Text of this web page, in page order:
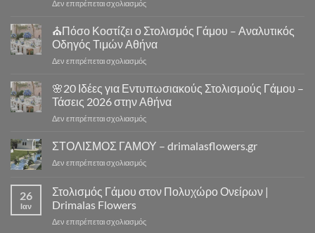
Στολισμός
Εκκλησίας
|
Flowers
Δεν επιτρέπεται σχολιασμόςστο
Στολισμός
Γάμου
Εκκλησία
Αθήνα
10
Μοναδικά
Concept
Design
Αξέχαστους
Γάμου
⛪Πόσο Κοστίζει ο Στολισμός Γάμου – Αναλυτικός
Οδηγός Τιμών Αθήνα
Δεν επιτρέπεται σχολιασμόςστο
Κοστίζει
ο
Στολισμός
–
Οδηγός
Αθήνα
🌸20 Ιδέες για Εντυπωσιακούς Στολισμούς Γάμου –
Τάσεις 2026 στην Αθήνα
Δεν επιτρέπεται σχολιασμόςστο
20
Ιδέες
για
Στολισμούς
Τάσεις
ΣΤΟΛΙΣΜΟΣ ΓΑΜΟΥ – drimalasflowers.gr
Δεν επιτρέπεται σχολιασμόςστο
ΓΑΜΟΥ
–
26
Ιαν
Στολισμός Γάμου στον Πολυχώρο Ονείρων |
Drimalas Flowers
Δεν επιτρέπεται σχολιασμόςστο